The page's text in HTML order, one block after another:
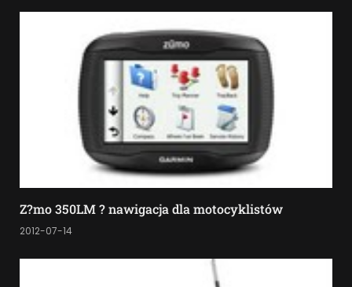
Z?mo 350LM ? nawigacja dla motocyklistów
2012-07-14